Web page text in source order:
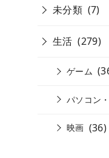
未分類 (7)
生活 (279)
ゲーム
パソコン
映画 (36)